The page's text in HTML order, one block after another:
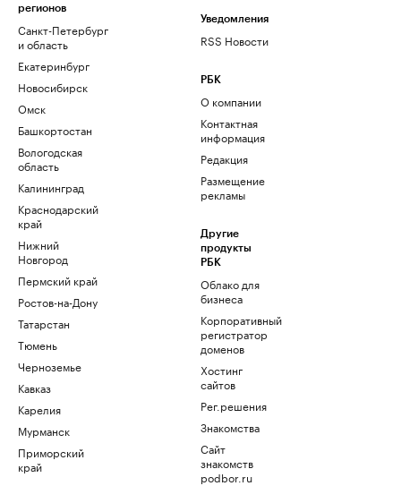
регионов
Санкт-Петербург
и область
Екатеринбург
Новосибирск
Омск
Башкортостан
Вологодская
область
Калининград
Краснодарский
край
Нижний
Новгород
Пермский край
Ростов-на-Дону
Татарстан
Тюмень
Черноземье
Кавказ
Карелия
Мурманск
Приморский
край
Уведомления
RSS Новости
РБК
О компании
Контактная
информация
Редакция
Размещение
рекламы
Другие
продукты
РБК
Облако для
бизнеса
Корпоративный
регистратор
доменов
Хостинг
сайтов
Рег.решения
Знакомства
Сайт
знакомств
podbor.ru